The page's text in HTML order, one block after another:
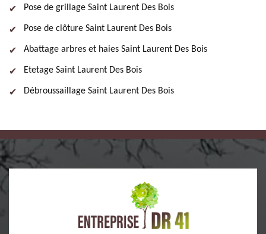
Pose de grillage Saint Laurent Des Bois
Pose de clôture Saint Laurent Des Bois
Abattage arbres et haies Saint Laurent Des Bois
Etetage Saint Laurent Des Bois
Débroussaillage Saint Laurent Des Bois